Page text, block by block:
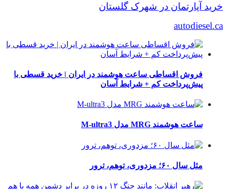
خرید آپارتمان در شهرک گلستان
autodiesel.ca
فروش اقساطی ساعت هوشمند در ایران | خرید قسطی با
پیش‌پرداخت کم + شرایط آسان
ساعت هوشمند MRG مدل M-ultra3
مثل سال ۶۰؛ مزدوری، توهم، ترور